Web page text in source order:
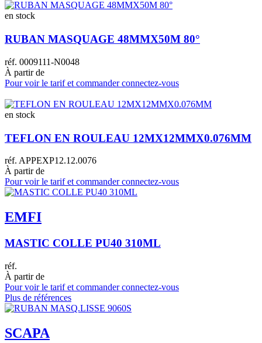
en stock
RUBAN MASQUAGE 48MMX50M 80°
réf. 0009111-N0048
À partir de
Pour voir le tarif et commander connectez-vous
en stock
TEFLON EN ROULEAU 12MX12MMX0.076MM
réf. APPEXP12.12.0076
À partir de
Pour voir le tarif et commander connectez-vous
EMFI
MASTIC COLLE PU40 310ML
réf.
À partir de
Pour voir le tarif et commander connectez-vous
Plus de références
SCAPA